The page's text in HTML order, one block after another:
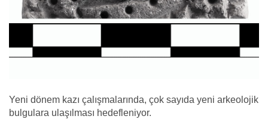
Yeni dönem kazı çalışmalarında, çok sayıda yeni arkeolojik
bulgulara ulaşılması hedefleniyor.